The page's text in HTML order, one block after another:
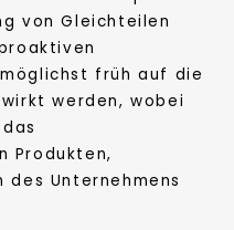
von Gleichteilen
früh auf die
werden, wobei
Produkten,
des Unternehmens